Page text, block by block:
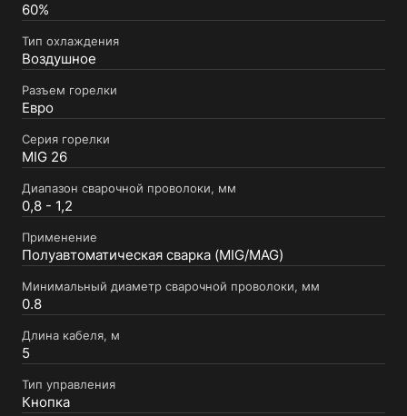
60%
Тип охлаждения
Воздушное
Разъем горелки
Евро
Серия горелки
MIG 26
Диапазон сварочной проволоки, мм
0,8 - 1,2
Применение
Полуавтоматическая сварка (MIG/MAG)
Минимальный диаметр сварочной проволоки, мм
0.8
Длина кабеля, м
5
Тип управления
Кнопка